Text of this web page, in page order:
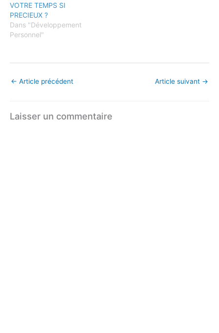
VOTRE TEMPS SI
PRECIEUX ?
Dans "Développement
Personnel"
← Article précédent Article suivant →
Laisser un commentaire